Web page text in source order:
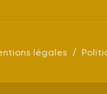
légales